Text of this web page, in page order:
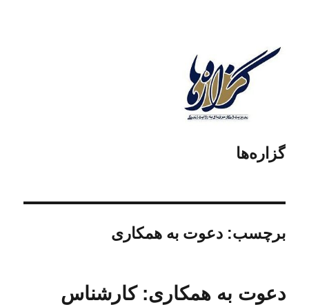
گزاره‌ها
برچسب:دعوت به همکاری
دعوت به همکاری: کارشناس